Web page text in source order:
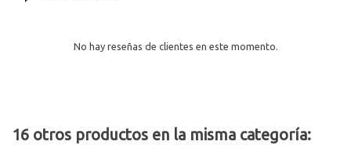
No hay reseñas de clientes en este momento.
16 otros productos en la misma categoría: